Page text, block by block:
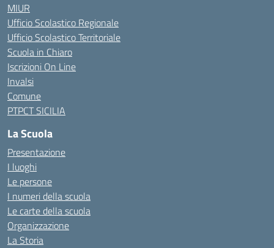
MIUR
Ufficio Scolastico Regionale
Ufficio Scolastico Territoriale
Scuola in Chiaro
Iscrizioni On Line
Invalsi
Comune
PTPCT SICILIA
La Scuola
Presentazione
I luoghi
Le persone
I numeri della scuola
Le carte della scuola
Organizzazione
La Storia